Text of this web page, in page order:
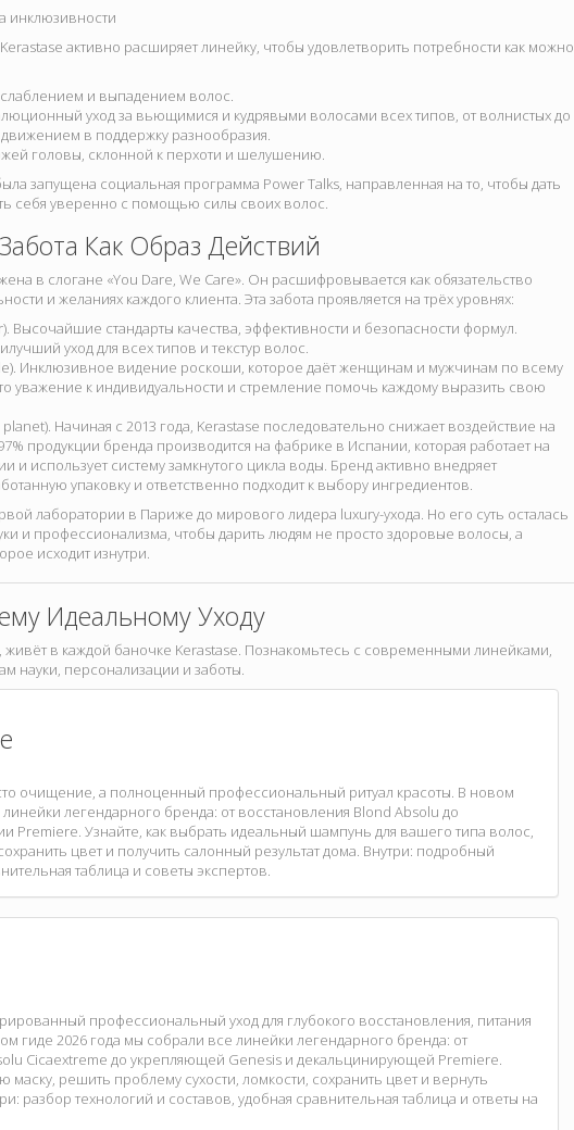
инклюзивности
активно расширяет линейку, чтобы удовлетворить потребности как можно
и выпадением волос.
уход за вьющимися и кудрявыми волосами всех типов, от волнистых до
в поддержку разнообразия.
головы, склонной к перхоти и шелушению.
запущена социальная программа Power Talks, направленная на то, чтобы дать
себя уверенно с помощью силы своих волос.
Как Образ Действий
в слогане «You Dare, We Care». Он расшифровывается как обязательство
и желаниях каждого клиента. Эта забота проявляется на трёх уровнях:
Высочайшие стандарты качества, эффективности и безопасности формул.
уход для всех типов и текстур волос.
Инклюзивное видение роскоши, которое даёт женщинам и мужчинам по всему
уважение к индивидуальности и стремление помочь каждому выразить свою
Начиная с 2013 года, Kerastase последовательно снижает воздействие на
продукции бренда производится на фабрике в Испании, которая работает на
и использует систему замкнутого цикла воды. Бренд активно внедряет
упаковку и ответственно подходит к выбору ингредиентов.
лаборатории в Париже до мирового лидера luxury-ухода. Но его суть осталась
и профессионализма, чтобы дарить людям не просто здоровые волосы, а
исходит изнутри.
Идеальному Уходу
живёт в каждой баночке Kerastase. Познакомьтесь с современными линейками,
науки, персонализации и заботы.
очищение, а полноценный профессиональный ритуал красоты. В новом
легендарного бренда: от восстановления Blond Absolu до
Premiere. Узнайте, как выбрать идеальный шампунь для вашего типа волос,
цвет и получить салонный результат дома. Внутри: подробный
таблица и советы экспертов.
профессиональный уход для глубокого восстановления, питания
гиде 2026 года мы собрали все линейки легендарного бренда: от
Cicaextreme до укрепляющей Genesis и декальцинирующей Premiere.
маску, решить проблему сухости, ломкости, сохранить цвет и вернуть
разбор технологий и составов, удобная сравнительная таблица и ответы на